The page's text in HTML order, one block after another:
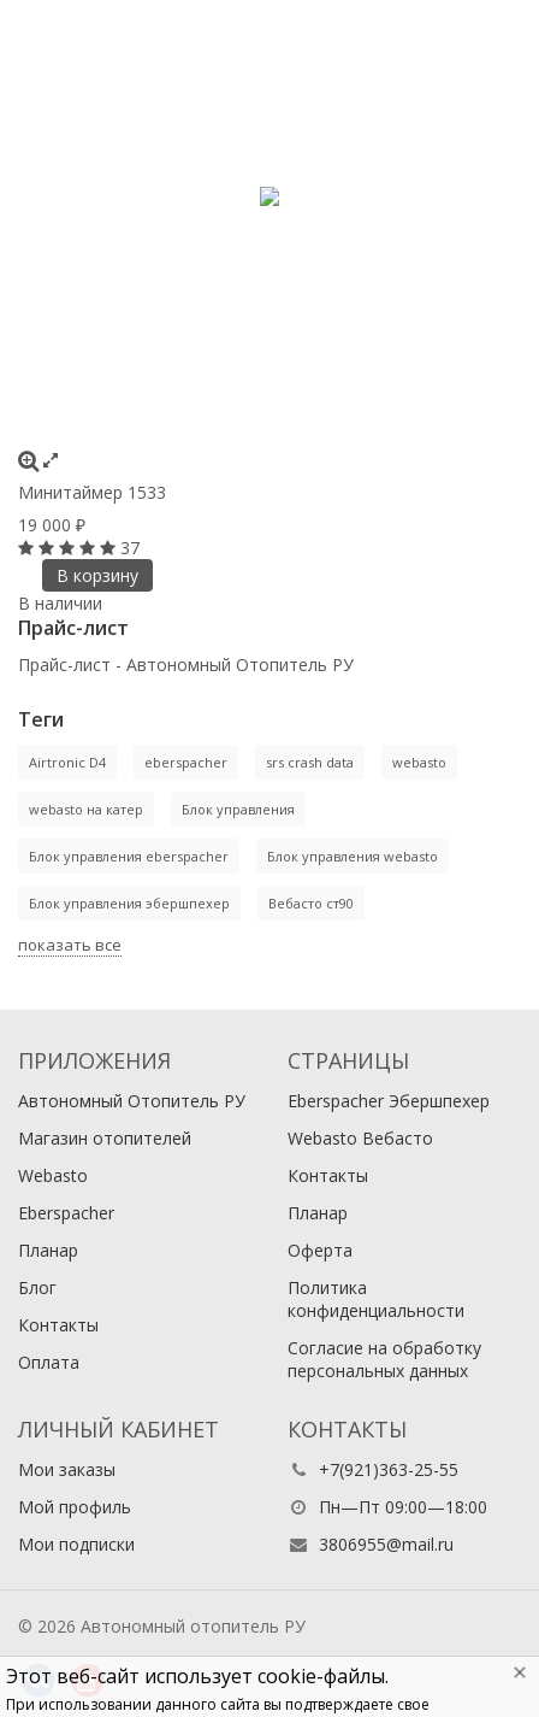
Минитаймер 1533
19 000 ₽
37
В корзину
В наличии
Прайс-лист
Прайс-лист - Автономный Отопитель РУ
Теги
Airtronic D4 eberspacher srs crash data webasto
webasto на катер Блок управления
Блок управления eberspacher Блок управления webasto
Блок управления эбершпехер Вебасто ст90
показать все
ПРИЛОЖЕНИЯ
Автономный Отопитель РУ
Магазин отопителей
Webasto
Eberspacher
Планар
Блог
Контакты
Оплата
СТРАНИЦЫ
Eberspacher Эбершпехер
Webasto Вебасто
Контакты
Планар
Оферта
Политика
конфиденциальности
Согласие на обработку
персональных данных
ЛИЧНЫЙ КАБИНЕТ
Мои заказы
Мой профиль
Мои подписки
КОНТАКТЫ
+7(921)363-25-55
Пн—Пт 09:00—18:00
3806955@mail.ru
Этот веб-сайт использует cookie-файлы.
При использовании данного сайта вы подтверждаете свое
© 2026 Автономный отопитель РУ